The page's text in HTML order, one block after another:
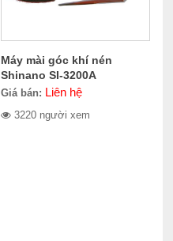
Máy mài góc khí nén
Shinano SI-3200A
Giá bán: Liên hệ
3220 người xem